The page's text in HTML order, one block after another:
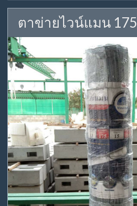
ตาข่ายไวน์แมน 175